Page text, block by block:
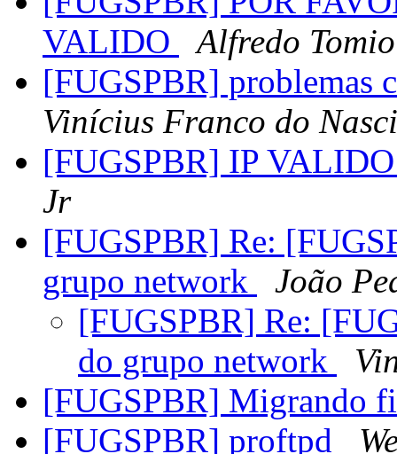
VALIDO
Alfredo
[FUGSPBR] problemas
Vinícius Franco do
[FUGSPBR] IP
Jr
[FUGSPBR] Re:
grupo network
João
[FUGSPBR] Re:
do grupo network
[FUGSPBR] Migrando
[FUGSPBR] proftpd